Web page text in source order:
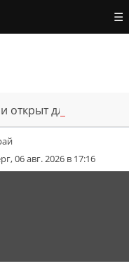
☰
участок
06 авг. 2026 в 17:16